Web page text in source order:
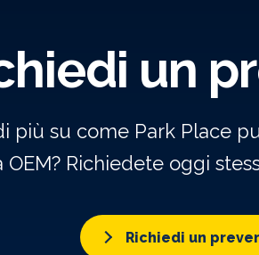
un
più su come Park Place
OEM? Richiedete oggi
Richiedi un